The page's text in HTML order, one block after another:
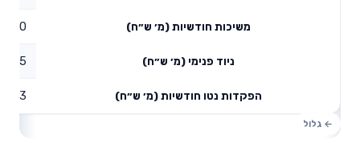
משיכות חודשיות (מ׳ ש״ח) 0
ניוד פנימי (מ׳ ש״ח) 0.25
הפקדות נטו חודשיות (מ׳ ש״ח) 0.33